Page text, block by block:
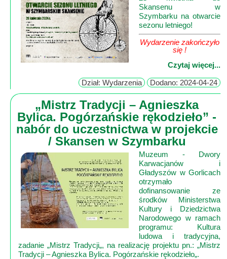
Skansenu w
Szymbarku na otwarcie
sezonu letniego!
Wydarzenie zakończyło
się !
Czytaj więcej...
Dział: Wydarzenia Dodano: 2024-04-24
„Mistrz Tradycji – Agnieszka
Bylica. Pogórzańskie rękodzieło” -
nabór do uczestnictwa w projekcie
/ Skansen w Szymbarku
Muzeum - Dwory
Karwacjanów i
Gładyszów w Gorlicach
otrzymało
dofinansowanie ze
środków Ministerstwa
Kultury i Dziedzictwa
Narodowego w ramach
programu: Kultura
ludowa i tradycyjna,
zadanie „Mistrz Tradycji„, na realizację projektu pn.: „Mistrz
Tradycji – Agnieszka Bylica. Pogórzańskie rękodzieło„.